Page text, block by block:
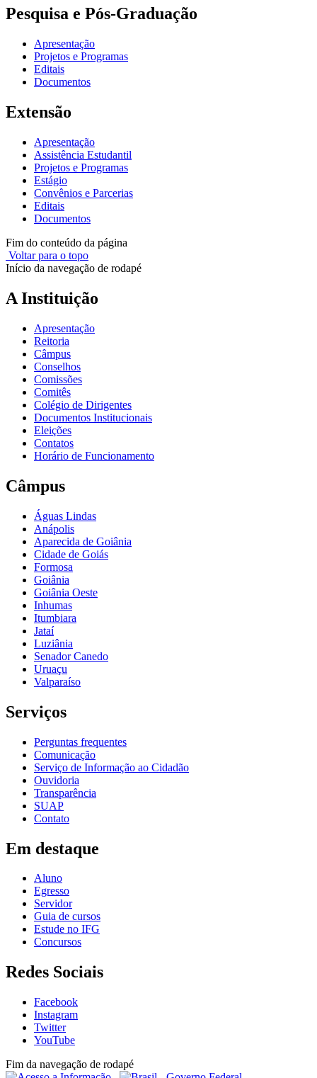
Pesquisa e Pós-Graduação
Apresentação
Projetos e Programas
Editais
Documentos
Extensão
Apresentação
Assistência Estudantil
Projetos e Programas
Estágio
Convênios e Parcerias
Editais
Documentos
Fim do conteúdo da página
Voltar para o topo
Início da navegação de rodapé
A Instituição
Apresentação
Reitoria
Câmpus
Conselhos
Comissões
Comitês
Colégio de Dirigentes
Documentos Institucionais
Eleições
Contatos
Horário de Funcionamento
Câmpus
Águas Lindas
Anápolis
Aparecida de Goiânia
Cidade de Goiás
Formosa
Goiânia
Goiânia Oeste
Inhumas
Itumbiara
Jataí
Luziânia
Senador Canedo
Uruaçu
Valparaíso
Serviços
Perguntas frequentes
Comunicação
Serviço de Informação ao Cidadão
Ouvidoria
Transparência
SUAP
Contato
Em destaque
Aluno
Egresso
Servidor
Guia de cursos
Estude no IFG
Concursos
Redes Sociais
Facebook
Instagram
Twitter
YouTube
Fim da navegação de rodapé